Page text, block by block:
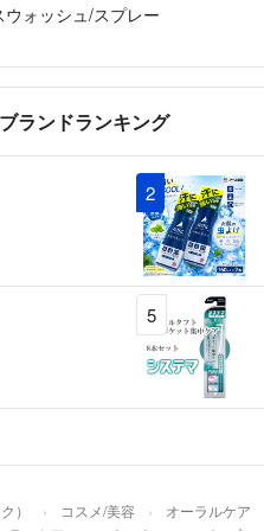
ウォッシュ/スプレー
ランドランキング
2
5
） コスメ/美容 オーラルケア